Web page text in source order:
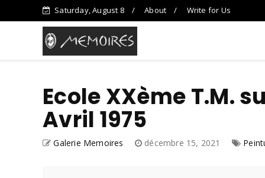
Saturday, August 8 About Write for Us
Ecole XXème T.M.
Avril 1975
Galerie Memoires décembre 15, 2021